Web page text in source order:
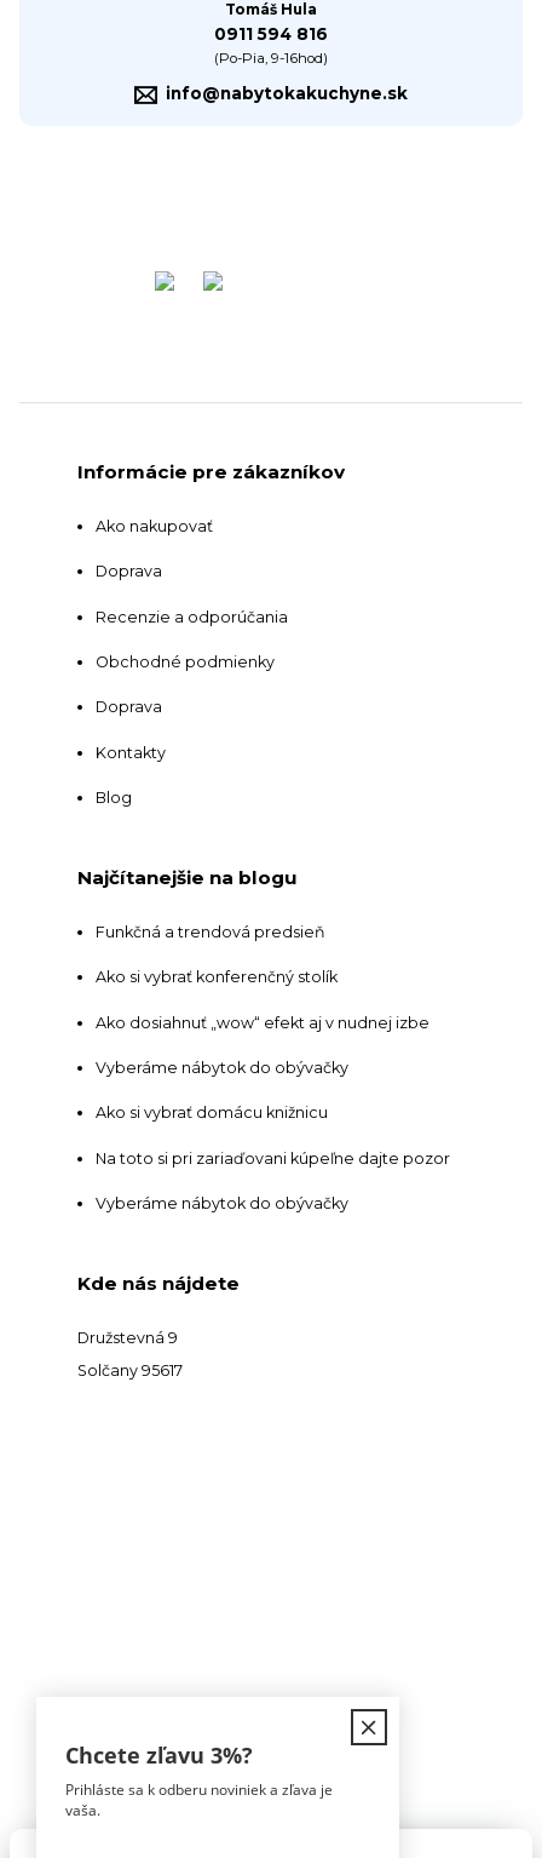
Tomáš Hula
0911 594 816
(Po-Pia, 9-16hod)
info@nabytokakuchyne.sk
Informácie pre zákazníkov
Ako nakupovať
Doprava
Recenzie a odporúčania
Obchodné podmienky
Doprava
Kontakty
Blog
Najčítanejšie na blogu
Funkčná a trendová predsieň
Ako si vybrať konferenčný stolík
Ako dosiahnuť „wow“ efekt aj v nudnej izbe
Vyberáme nábytok do obývačky
Ako si vybrať domácu knižnicu
Na toto si pri zariaďovani kúpeľne dajte pozor
Vyberáme nábytok do obývačky
Kde nás nájdete
Družstevná 9
Solčany 95617
Tomáš Hula
Chcete zľavu 3%?
Prihláste sa k odberu noviniek a zľava je
vaša.